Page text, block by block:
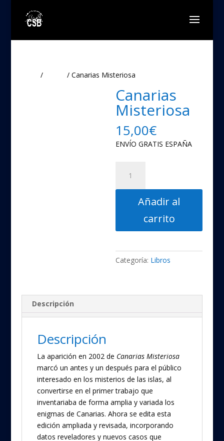
/ / Canarias Misteriosa
Canarias
Misteriosa
15,00€
ENVÍO GRATIS ESPAÑA
Misteriosa
cantidad
Añadir al
carrito
Categoría: Libros
Descripción
Descripción
La aparición en 2002 de Canarias Misteriosa
marcó un antes y un después para el público
interesado en los misterios de las islas, al
convertirse en el primer trabajo que
inventariaba de forma amplia y variada los
enigmas de Canarias. Ahora se edita esta
edición ampliada y revisada, incorporando
datos reveladores y nuevos casos que